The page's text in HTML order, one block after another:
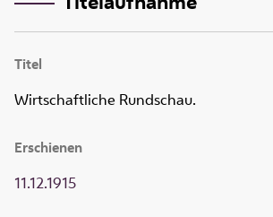
Titel
Wirtschaftliche Rundschau.
Erschienen
11.12.1915